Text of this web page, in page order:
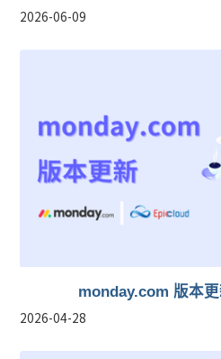
2026-06-09
monday.com 版本
2026-04-28